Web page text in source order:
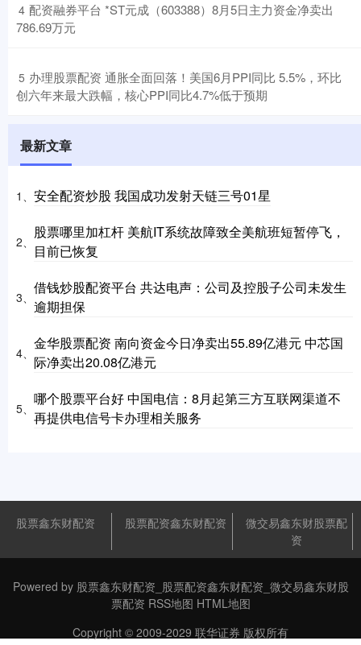
4 ​配资融券平台 *ST元成（603388）8月5日主力资金净卖出
786.69万元
5 ​办理股票配资 通胀全面回落！美国6月PPI同比 5.5%，环比
创六年来最大跌幅，核心PPI同比4.7%低于预期
最新文章
1、 安全配资炒股 我国成功发射天链三号01星
2、
股票哪里加杠杆 美航IT系统故障致全美航班短暂停飞，
目前已恢复
3、
借钱炒股配资平台 共达电声：公司及控股子公司未发生
逾期担保
4、
金华股票配资 南向资金今日净卖出55.89亿港元 中芯国
际净卖出20.08亿港元
5、
哪个股票平台好 中国电信：8月起第三方互联网渠道不
再提供电信号卡办理相关服务
股票鑫东财配资 股票配资鑫东财配资
微交易鑫东财股票配
资
Powered by 股票鑫东财配资_股票配资鑫东财配资_微交易鑫东财股
票配资 RSS地图 HTML地图
Copyright © 2009-2029 联华证券 版权所有